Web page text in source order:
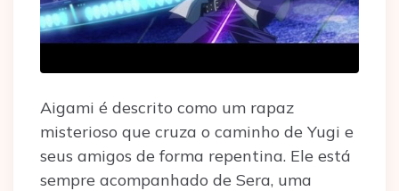
Aigami é descrito como um rapaz
misterioso que cruza o caminho de Yugi e
seus amigos de forma repentina. Ele está
sempre acompanhado de Sera, uma